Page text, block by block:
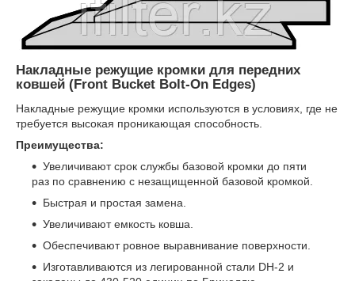
Накладные режущие кромки для передних
ковшей (Front Bucket Bolt-On Edges)
Накладные режущие кромки используются в условиях, где не
требуется высокая проникающая способность.
Преимущества:
Увеличивают срок службы базовой кромки до пяти
раз по сравнению с незащищенной базовой кромкой.
Быстрая и простая замена.
Увеличивают емкость ковша.
Обеспечивают ровное выравнивание поверхности.
Изготавливаются из легированной стали DH-2 и